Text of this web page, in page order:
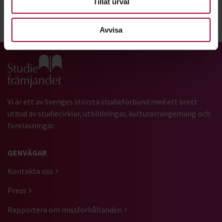
AvvisaLinkedIn
Gå till studiefrämjandets startsida
Vi är ett av Sveriges största studieförbund med ett brett
utbud av studiecirklar, utbildningar, kulturarrangemang och
föreläsningar.
GENVÄGAR
Kontakta oss
Press
Rapportera om missförhållanden